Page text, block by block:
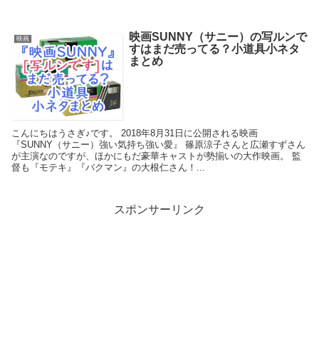
映画
映画SUNNY（サニー）の写ルンで
すはまだ売ってる？小道具小ネタ
まとめ
こんにちはうさぎ♪です。 2018年8月31日に公開される映画
『SUNNY（サニー）強い気持ち強い愛』 篠原涼子さんと広瀬すずさん
が主演なのですが、ほかにもだ豪華キャストが勢揃いの大作映画。 監
督も『モテキ』『バクマン』の大根仁さん！...
スポンサーリンク